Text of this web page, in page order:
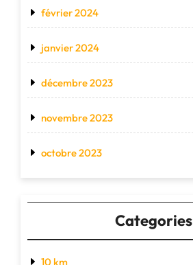
février 2024
janvier 2024
décembre 2023
novembre 2023
octobre 2023
Categories
10 km